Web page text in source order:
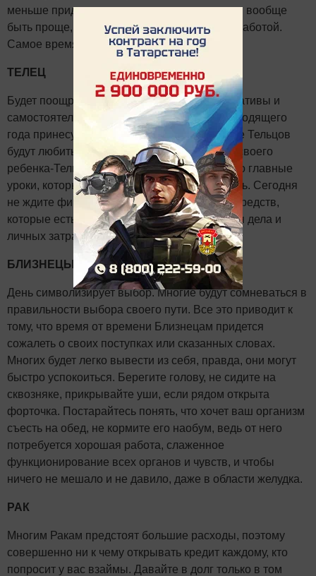
меньше придираться к словам и поступкам и вообще
быть проще, не заслонять чувства бытом и работой.
Самое время заняться спортом.
ТЕЛЕЦ
Будет поощряемо любое проявление инициативы и
самостоятельности. Лидерские наработки уходящего
года принесут свои дивиденды: в коллективе Тельцов
будут любить, вырастет их авторитет. Учите своего
ребенка-Тельца не бояться одиночества. Это главные
уроки, которые ему предстоит сейчас усвоить. Сегодня
не ждите финансовых поступлений, но тех средств,
которые есть, будет достаточно для развития дела и
личных затрат.
БЛИЗНЕЦЫ
День символизирует выбор. Многие будут сомневаться в
правильности выбора своего пути. Все это приводит к
тому, что время от времени Близнецам придется
сожалеть о своих поступках или сказанных словах.
Многих будет легко вывести из себя, правда, они могут
быстро успокоиться. Берегите голову, не сидите на
сквозняке, прикрывайте уши, если рядом открыта
форточка. Постарайтесь понять, что хочет ваш организм
съесть на обед, не кормите его наобум, ведь от него
потребуется хорошая работа, слаженное
функционирование всех органов и чувств, и чтобы
ничего не мешало и не давило, даже в области желудка.
РАК
Многим Ракам предстоят большие расходы, поэтому
совершенно ни к чему открывать кредит каждому, кто
попросит у вас взаймы. Давайте в долг только в том